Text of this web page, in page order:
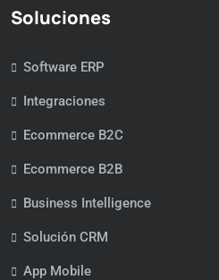
Soluciones
Software ERP
Integraciones
Ecommerce B2C
Ecommerce B2B
Business Intelligence
Solución CRM
App Mobile